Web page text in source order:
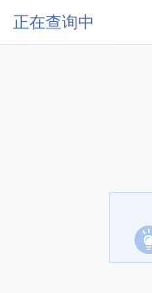
正在查询中